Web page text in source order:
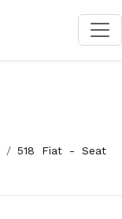
518 Fiat - Seat